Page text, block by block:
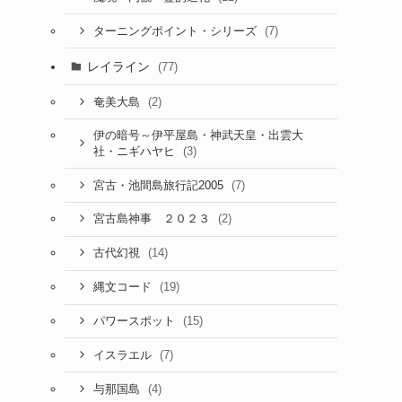
ターニングポイント・シリーズ (7)
レイライン (77)
奄美大島 (2)
伊の暗号～伊平屋島・神武天皇・出雲大
社・ニギハヤヒ
(3)
宮古・池間島旅行記2005 (7)
宮古島神事 ２０２３ (2)
古代幻視 (14)
縄文コード (19)
パワースポット (15)
イスラエル (7)
与那国島 (4)